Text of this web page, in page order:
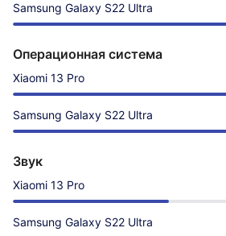
Samsung Galaxy S22 Ultra
Операционная система
Xiaomi 13 Pro
Samsung Galaxy S22 Ultra
Звук
Xiaomi 13 Pro
Samsung Galaxy S22 Ultra